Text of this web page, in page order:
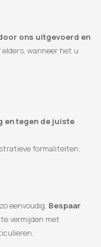
ons uitgevoerd en
elders, wanneer het u
en tegen de juiste
formaliteiten.
eenvoudig. Bespaar
vermijden met